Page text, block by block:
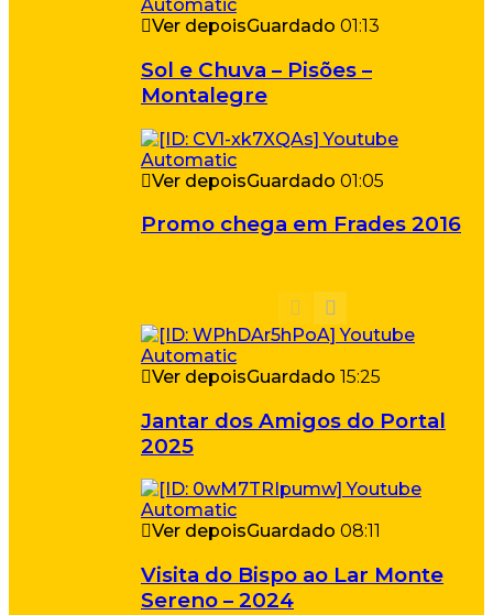
Ver depoisGuardado 01:13
Sol e Chuva – Pisões –
Montalegre
Ver depoisGuardado 01:05
Promo chega em Frades 2016
Ver depoisGuardado 15:25
Jantar dos Amigos do Portal
2025
Ver depoisGuardado 08:11
Visita do Bispo ao Lar Monte
Sereno – 2024